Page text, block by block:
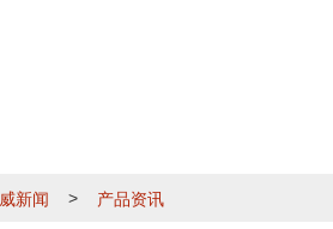
新闻 > 产品资讯